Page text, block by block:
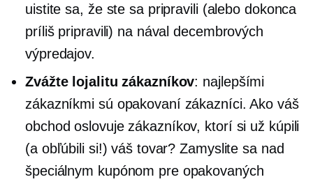
uistite sa, že ste sa pripravili (alebo dokonca
príliš pripravili) na nával decembrových
výpredajov.
Zvážte lojalitu zákazníkov: najlepšími
zákazníkmi sú opakovaní zákazníci. Ako váš
obchod oslovuje zákazníkov, ktorí si už kúpili
(a obľúbili si!) váš tovar? Zamyslite sa nad
špeciálnym kupónom pre opakovaných